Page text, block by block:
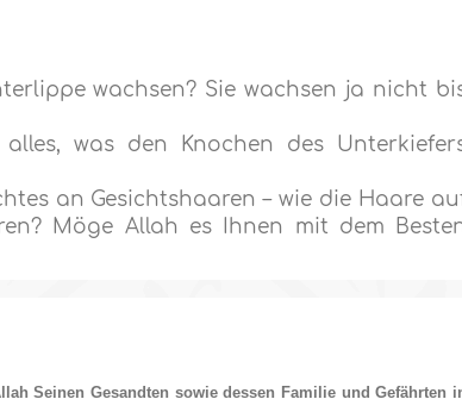
wachsen? Sie wachsen ja nicht
was den Knochen des
an Gesichtshaaren – wie die Haare
Möge Allah es Ihnen mit dem
Seinen Gesandten sowie dessen Familie und Gefährten